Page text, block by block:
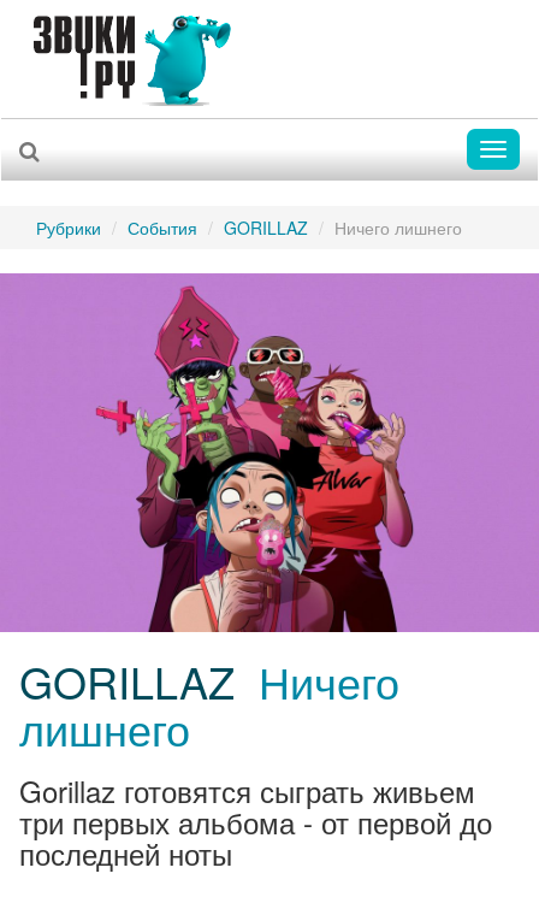
Рубрики События GORILLAZ Ничего лишнего
GORILLAZ Ничего
лишнего
Gorillaz готовятся сыграть живьем
три первых альбома - от первой до
последней ноты